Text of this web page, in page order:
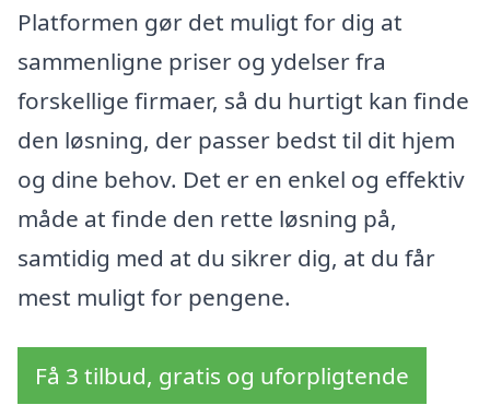
Platformen gør det muligt for dig at
sammenligne priser og ydelser fra
forskellige firmaer, så du hurtigt kan finde
den løsning, der passer bedst til dit hjem
og dine behov. Det er en enkel og effektiv
måde at finde den rette løsning på,
samtidig med at du sikrer dig, at du får
mest muligt for pengene.
Få 3 tilbud, gratis og uforpligtende